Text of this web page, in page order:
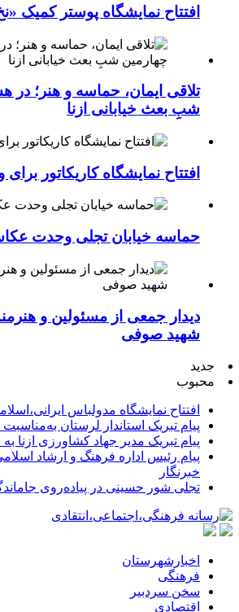
افتتاح نمایشگاه پوستر کمیک
تلاقی ایمان، حماسه و هنر؛ در
شبِ بعث خیابانی ازنا
افتتاح نمایشگاه کاریکاتور
حماسه خیابان تجلی وحدت
دیدار جمعی از مسئولین و
شهید صوفی
جدید
محبوب
افتتاح نمایشگاه مدولباس
پیام تبریک استاندار لرستان به‌مناسبت
پیام تبریک مدیر جهاد کشاورزی ازنا
پیام رئیس اداره فرهنگ و ارشاد
خبرنگار
تجلی شور حسینی در پیاده‌روی
اخبارشهرستان
فرهنگی
سخن سردبیر
اقتصادی